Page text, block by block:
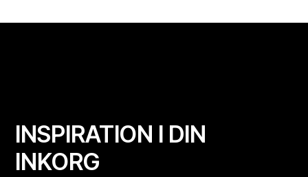
INSPIRATION I DIN
INKORG